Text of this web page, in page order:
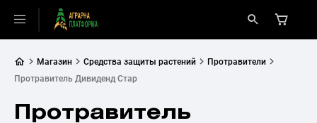
Магазин Средства защиты растений
Протравители
Протравитель Дивиденд Стар
Протравитель